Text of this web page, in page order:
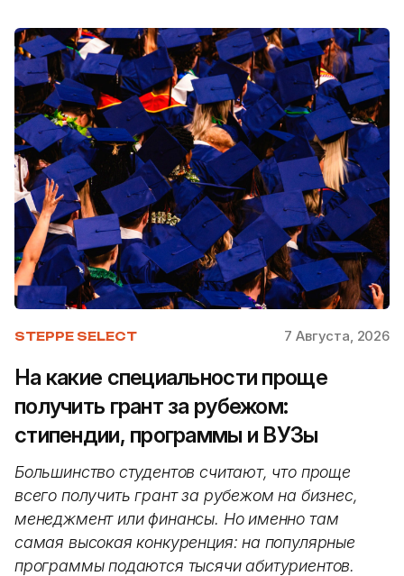
STEPPE SELECT 7 Августа, 2026
На какие специальности проще
получить грант за рубежом:
стипендии, программы и ВУЗы
Большинство студентов считают, что проще
всего получить грант за рубежом на бизнес,
менеджмент или финансы. Но именно там
самая высокая конкуренция: на популярные
программы подаются тысячи абитуриентов.